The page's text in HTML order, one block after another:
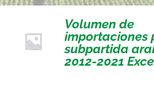
Volumen de
importaciones
subpartida
2012-2021